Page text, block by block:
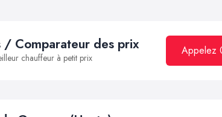
Comparateur des prix
chauffeur à petit prix
Appelez